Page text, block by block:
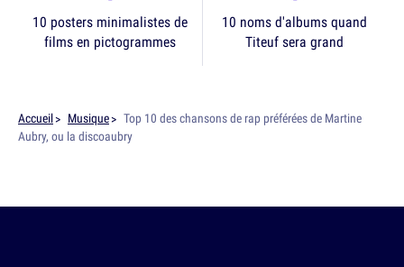
10 posters minimalistes de
films en pictogrammes
10 noms d'albums quand
Titeuf sera grand
Accueil Musique
Top 10 des chansons de rap préférées de Martine
Aubry, ou la discoaubry